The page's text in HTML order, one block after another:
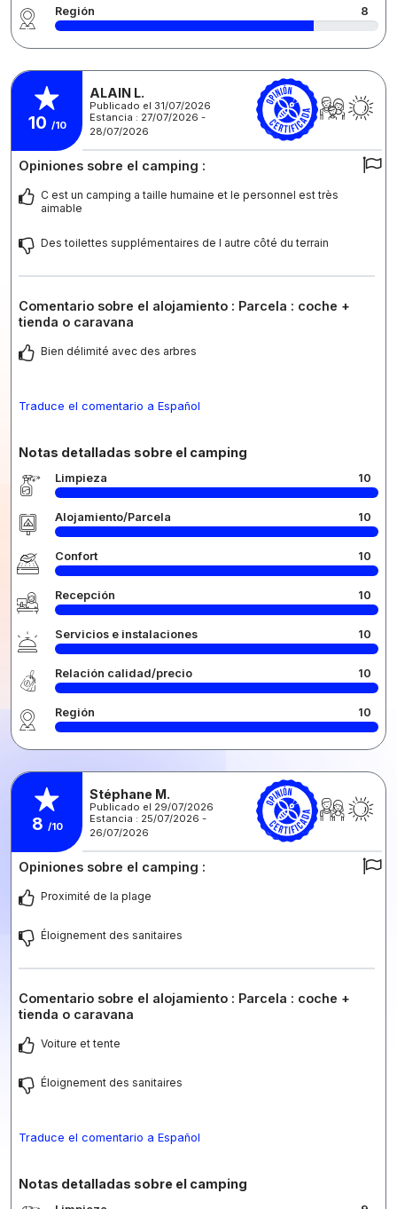
Región 8
10 /10
ALAIN L.
Publicado el 31/07/2026
Estancia : 27/07/2026 -
28/07/2026
Opiniones sobre el camping :
C est un camping a taille humaine et le personnel est très
aimable
Des toilettes supplémentaires de l autre côté du terrain
Comentario sobre el alojamiento : Parcela : coche +
tienda o caravana
Bien délimité avec des arbres
Traduce el comentario a Español
Notas detalladas sobre el camping
Limpieza 10
Alojamiento/Parcela 10
Confort 10
Recepción 10
Servicios e instalaciones 10
Relación calidad/precio 10
Región 10
8 /10
Stéphane M.
Publicado el 29/07/2026
Estancia : 25/07/2026 -
26/07/2026
Opiniones sobre el camping :
Proximité de la plage
Éloignement des sanitaires
Comentario sobre el alojamiento : Parcela : coche +
tienda o caravana
Voiture et tente
Éloignement des sanitaires
Traduce el comentario a Español
Notas detalladas sobre el camping